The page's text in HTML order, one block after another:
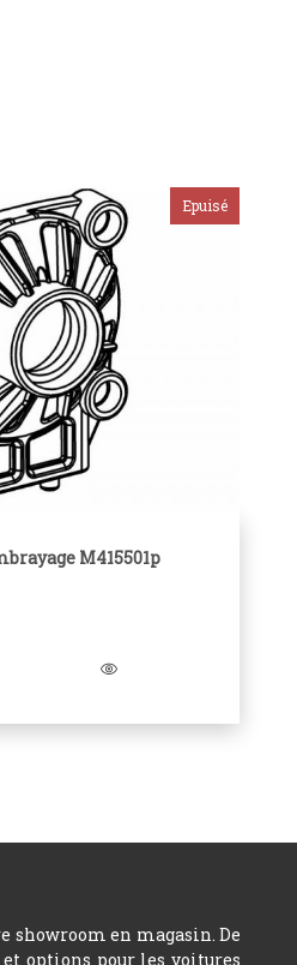
M415501p
showroom en magasin. De
et options pour les voitures